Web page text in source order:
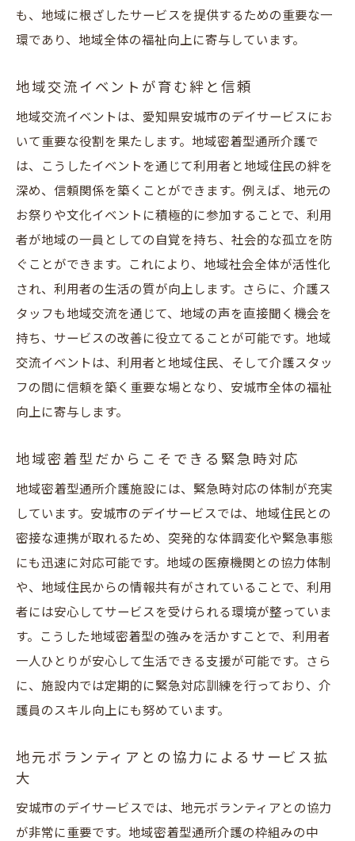
も、地域に根ざしたサービスを提供するための重要な一
環であり、地域全体の福祉向上に寄与しています。
地域交流イベントが育む絆と信頼
地域交流イベントは、愛知県安城市のデイサービスにお
いて重要な役割を果たします。地域密着型通所介護で
は、こうしたイベントを通じて利用者と地域住民の絆を
深め、信頼関係を築くことができます。例えば、地元の
お祭りや文化イベントに積極的に参加することで、利用
者が地域の一員としての自覚を持ち、社会的な孤立を防
ぐことができます。これにより、地域社会全体が活性化
され、利用者の生活の質が向上します。さらに、介護ス
タッフも地域交流を通じて、地域の声を直接聞く機会を
持ち、サービスの改善に役立てることが可能です。地域
交流イベントは、利用者と地域住民、そして介護スタッ
フの間に信頼を築く重要な場となり、安城市全体の福祉
向上に寄与します。
地域密着型だからこそできる緊急時対応
地域密着型通所介護施設には、緊急時対応の体制が充実
しています。安城市のデイサービスでは、地域住民との
密接な連携が取れるため、突発的な体調変化や緊急事態
にも迅速に対応可能です。地域の医療機関との協力体制
や、地域住民からの情報共有がされていることで、利用
者には安心してサービスを受けられる環境が整っていま
す。こうした地域密着型の強みを活かすことで、利用者
一人ひとりが安心して生活できる支援が可能です。さら
に、施設内では定期的に緊急対応訓練を行っており、介
護員のスキル向上にも努めています。
地元ボランティアとの協力によるサービス拡
大
安城市のデイサービスでは、地元ボランティアとの協力
が非常に重要です。地域密着型通所介護の枠組みの中